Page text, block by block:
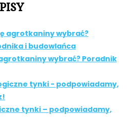
wybrać? Poradnik
tynki – podpowiadamy,